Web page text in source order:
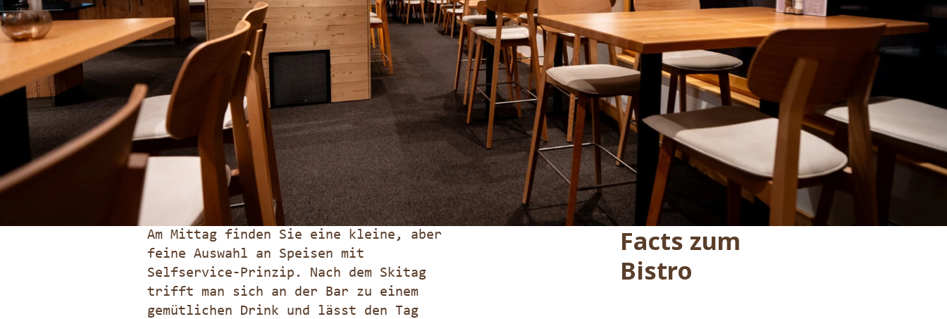
Am Mittag finden Sie eine kleine, aber
feine Auswahl an Speisen mit
Selfservice-Prinzip. Nach dem Skitag
trifft man sich an der Bar zu einem
gemütlichen Drink und lässt den Tag
Facts zum
Bistro